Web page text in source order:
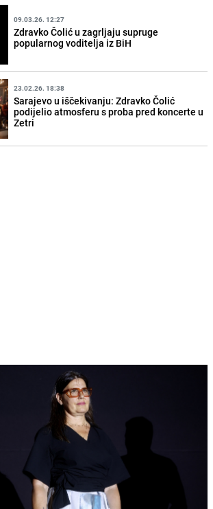
09.03.26. 12:27
Zdravko Čolić u zagrljaju supruge
popularnog voditelja iz BiH
23.02.26. 18:38
Sarajevo u iščekivanju: Zdravko Čolić
podijelio atmosferu s proba pred koncerte u
Zetri